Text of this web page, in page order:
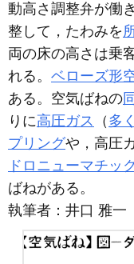
動高さ調整弁が働
整して，たわみを
両の床の高さは乗
れる。 ベローズ形
ある。空気ばねの
りに高圧ガス （ 多く
プリングや，高圧
ドロニューマチッ
ばねがある。
執筆者： 井口 雅一